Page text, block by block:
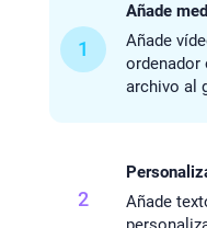
1
Añade
Añade
ordenador
archivo al
2
Añade